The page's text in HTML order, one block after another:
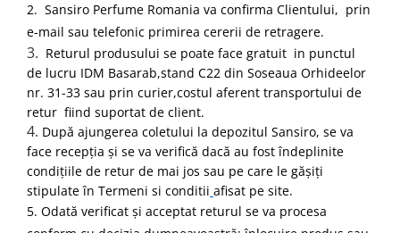
2. Sansiro Perfume Romania va confirma Clientului, prin
e-mail sau telefonic primirea cererii de retragere.
3. Returul produsului se poate face gratuit in punctul
de lucru IDM Basarab,stand C22 din Soseaua Orhideelor
nr. 31-33 sau prin curier,costul aferent transportului de
retur fiind suportat de client.
4. După ajungerea coletului la depozitul Sansiro, se va
face recepția și se va verifică dacă au fost îndeplinite
condițiile de retur de mai jos sau pe care le gășiți
stipulate în Termeni si conditii afisat pe site.
5. Odată verificat și acceptat returul se va procesa